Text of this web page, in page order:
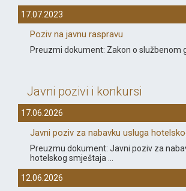
17.07.2023
Poziv na javnu raspravu
Preuzmi dokument: Zakon o službenom
Javni pozivi i konkursi
17.06.2026
Javni poziv za nabavku usluga
Preuzmu dokument: Javni poziv za
hotelskog smještaja ...
12.06.2026